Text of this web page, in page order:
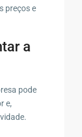
preços e
a
pode
e,